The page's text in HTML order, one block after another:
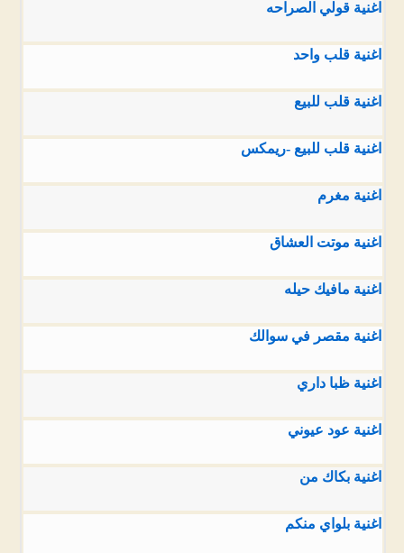
اغنية قولي الصراحه
اغنية قلب واحد
اغنية قلب للبيع
اغنية قلب للبيع -ريمكس
اغنية مغرم
اغنية موتت العشاق
اغنية مافيك حيله
اغنية مقصر في سوالك
اغنية ظبا داري
اغنية عود عيوني
اغنية بكاك من
اغنية بلواي منكم